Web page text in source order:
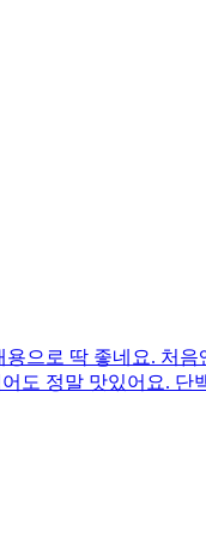
으로 딱 좋네요. 처
도 정말 맛있어요.